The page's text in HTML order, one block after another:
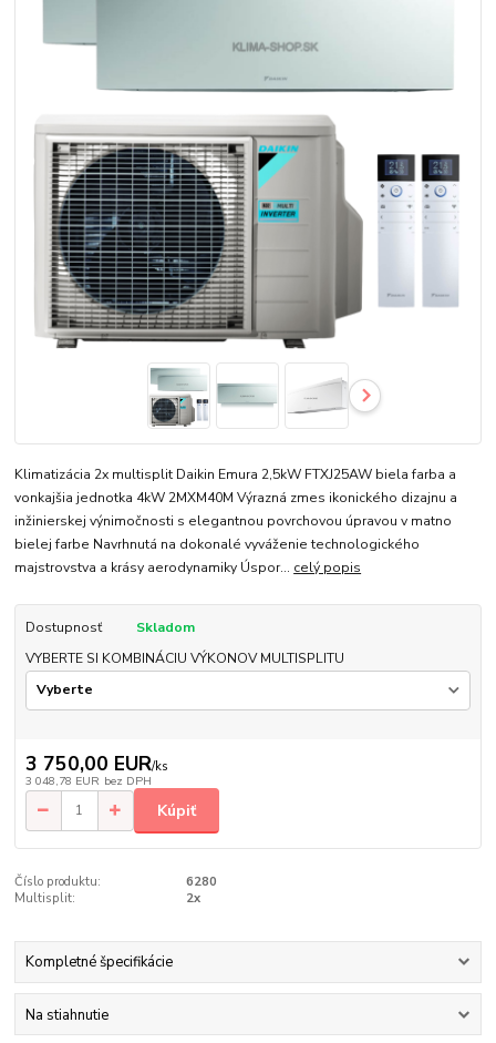
Klimatizácia 2x multisplit Daikin Emura 2,5kW FTXJ25AW biela farba a
vonkajšia jednotka 4kW 2MXM40M Výrazná zmes ikonického dizajnu a
inžinierskej výnimočnosti s elegantnou povrchovou úpravou v matno
bielej farbe Navrhnutá na dokonalé vyváženie technologického
majstrovstva a krásy aerodynamiky Úspor... celý popis
Dostupnosť
Skladom
VYBERTE SI KOMBINÁCIU VÝKONOV MULTISPLITU
3 750,00 EUR/ks
3 048,78 EUR bez DPH
Kúpiť
Číslo produktu:
6280
Multisplit:
2x
Kompletné špecifikácie
Na stiahnutie